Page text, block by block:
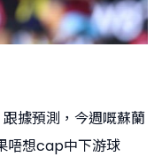
據預測，今週嘅蘇蘭
唔想cap中下游球